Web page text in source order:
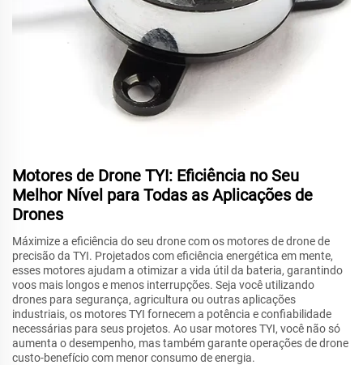
Motores de Drone TYI: Eficiência no Seu
Melhor Nível para Todas as Aplicações de
Drones
Máximize a eficiência do seu drone com os motores de drone de
precisão da TYI. Projetados com eficiência energética em mente,
esses motores ajudam a otimizar a vida útil da bateria, garantindo
voos mais longos e menos interrupções. Seja você utilizando
drones para segurança, agricultura ou outras aplicações
industriais, os motores TYI fornecem a potência e confiabilidade
necessárias para seus projetos. Ao usar motores TYI, você não só
aumenta o desempenho, mas também garante operações de drone
custo-benefício com menor consumo de energia.